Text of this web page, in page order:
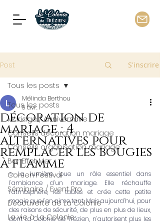
Post S'inscrire
Tous les posts
Mariage / Anniversaire
Conseils décoration mariage
Conseils organisation mariage
Bar Effet Mer
Corsen Festival
Séminaire / Event Pro
Découverte de La Colonie
La vie à La Colonie
Tous les posts
décoration de
mariage : 4
alternatives pour
remplacer les bougies
à flamme
Mélinda Berthou
9 avr.
✨La lumière joue un rôle essentiel dans
l’ambiance d’un mariage. Elle réchauffe
l’atmosphère, les tables et crée cette petite
magie que l’on aime tant. Mais aujourd’hui, pour
des raisons de sécurité, de plus en plus de lieux,
dont La Colonie de Trézien, n’autorisent plus les